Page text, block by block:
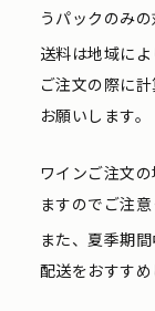
うパックのみ
送料は地域に
ご注文の際に
お願いします。
ワインご注文
ますのでご注意
また、夏季期
配送をおすすめ